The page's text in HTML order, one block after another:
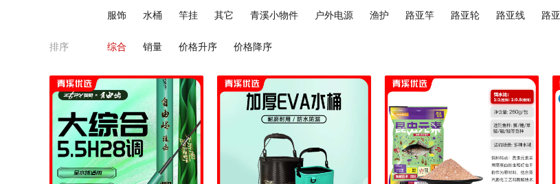
服饰
水桶 竿挂 其它 青溪小物件 户外电源 渔护 路亚竿 路亚轮 路亚线 路
排序 综合 销量 价格升序 价格降序